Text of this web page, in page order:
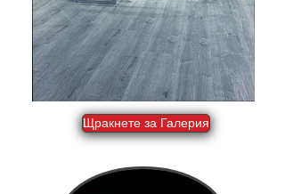
Щракнете за Галерия